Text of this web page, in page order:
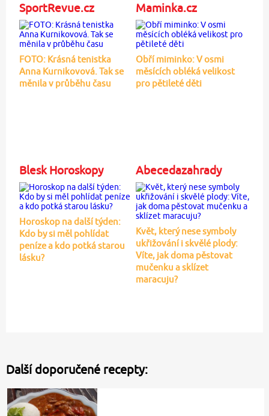
SportRevue.cz
FOTO: Krásná tenistka
Anna Kurnikovová. Tak se
měnila v průběhu času
Maminka.cz
Obří miminko: V osmi
měsících obléká velikost
pro pětileté děti
Blesk Horoskopy
Horoskop na další týden:
Kdo by si měl pohlídat
peníze a kdo potká starou
lásku?
Abecedazahrady
Květ, který nese symboly
ukřižování i skvělé plody:
Víte, jak doma pěstovat
mučenku a sklízet
maracuju?
Další doporučené recepty: